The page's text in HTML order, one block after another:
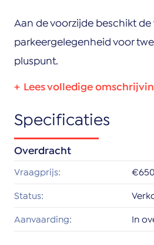
Aan de voorzijde beschikt
parkeergelegenheid voor
pluspunt.
De woning is gelegen op
Wateringen. Winkels,
korte afstand. Ook de
prettige balans tussen rust en
Specificaties
Overdracht
Vraagprijs:
Status:
Aanvaarding: In